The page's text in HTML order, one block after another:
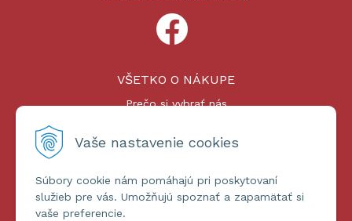
Vaše nastavenie cookies
Súbory cookie nám pomáhajú pri poskytovaní
služieb pre vás. Umožňujú spoznať a zapamätať si
vaše preferencie.
VŠETKO O NÁKUPE
Prečo si vybrať nás
Platby a doprava
ĎALŠIE INFORMÁCIE